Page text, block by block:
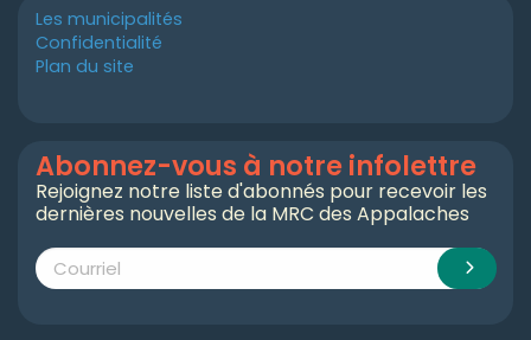
Les municipalités
Confidentialité
Plan du site
Abonnez-vous à notre infolettre
Rejoignez notre liste d'abonnés pour recevoir les
dernières nouvelles de la MRC des Appalaches